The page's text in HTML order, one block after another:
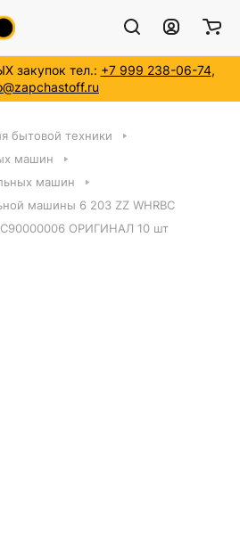
закупок тел.: +7 999 238-06-74,
бытовой техники
машин
машин
машины 6 203 ZZ WHRBC
ОРИГИНАЛ 10 шт